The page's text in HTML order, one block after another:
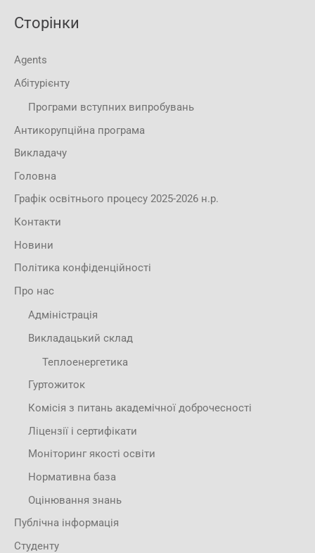
Сторінки
Agents
Абітурієнту
Програми вступних випробувань
Антикорупційна програма
Викладачу
Головна
Графік освітнього процесу 2025-2026 н.р.
Контакти
Новини
Політика конфіденційності
Про нас
Адміністрація
Викладацький склад
Теплоенергетика
Гуртожиток
Комісія з питань академічної доброчесності
Ліцензії і сертифікати
Моніторинг якості освіти
Нормативна база
Оцінювання знань
Публічна інформація
Студенту